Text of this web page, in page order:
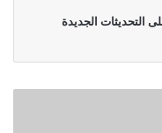
التحديثات الجديدة